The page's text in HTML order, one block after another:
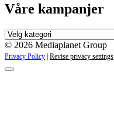
Våre kampanjer
Våre
kampanjer
© 2026 Mediaplanet Group
Privacy Policy | Revise privacy settings